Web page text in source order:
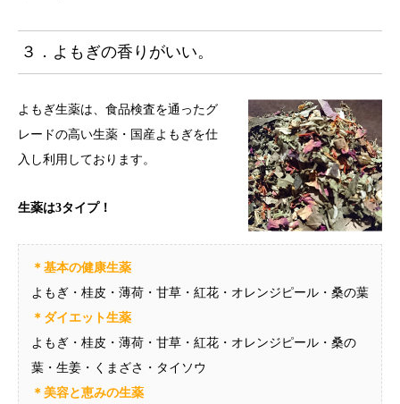
３．よもぎの香りがいい。
よもぎ生薬は、食品検査を通ったグ
レードの高い生薬・国産よもぎを仕
入し利用しております。
生薬は3タイプ！
＊基本の健康生薬
よもぎ・桂皮・薄荷・甘草・紅花・オレンジピール・桑の葉
＊ダイエット生薬
よもぎ・桂皮・薄荷・甘草・紅花・オレンジピール・桑の
葉・生姜・くまざさ・タイソウ
＊美容と恵みの生薬